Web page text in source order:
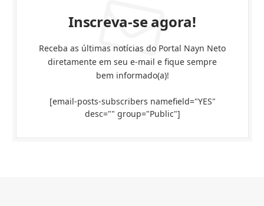
Inscreva-se agora!
Receba as últimas notícias do Portal Nayn Neto
diretamente em seu e-mail e fique sempre
bem informado(a)!
[email-posts-subscribers namefield="YES"
desc="" group="Public"]